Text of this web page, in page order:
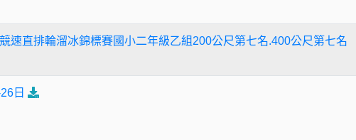
速直排輪溜冰錦標賽國小二年級乙組200公尺第七名.400公尺第七名
日